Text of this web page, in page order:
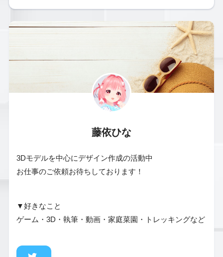
藤依ひな
3Dモデルを中心にデザイン作成の活動中
お仕事のご依頼お待ちしております！
▼好きなこと
ゲーム・3D・執筆・動画・家庭菜園・トレッキングなど